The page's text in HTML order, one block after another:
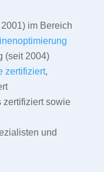
im Bereich
(seit 2004)
zertifiziert,
zertifiziert sowie
und